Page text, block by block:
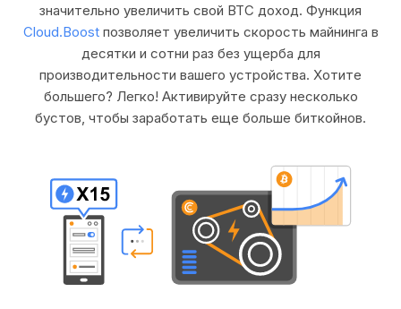
значительно увеличить свой BTC доход. Функция
Cloud.Boost позволяет увеличить скорость майнинга в
десятки и сотни раз без ущерба для
производительности вашего устройства. Хотите
большего? Легко! Активируйте сразу несколько
бустов, чтобы заработать еще больше биткойнов.